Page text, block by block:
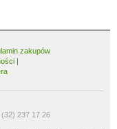
zakupów
|
237 17 26